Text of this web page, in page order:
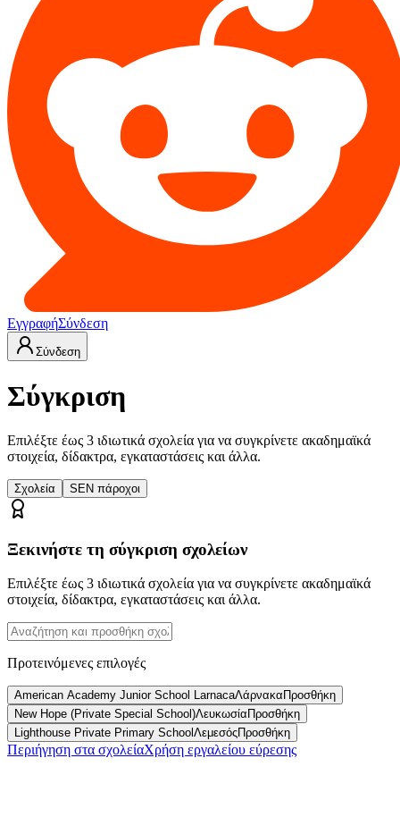
ΕγγραφήΣύνδεση
Σύνδεση
Σύγκριση
Επιλέξτε έως 3 ιδιωτικά σχολεία για να συγκρίνετε ακαδημαϊκά
στοιχεία, δίδακτρα, εγκαταστάσεις και άλλα.
Σχολεία SEN πάροχοι
Ξεκινήστε τη σύγκριση σχολείων
Επιλέξτε έως 3 ιδιωτικά σχολεία για να συγκρίνετε ακαδημαϊκά
στοιχεία, δίδακτρα, εγκαταστάσεις και άλλα.
Προτεινόμενες επιλογές
American Academy Junior School LarnacaΛάρνακα Προσθήκη
New Hope (Private Special School)Λευκωσία Προσθήκη
Lighthouse Private Primary School ΛεμεσόςΠροσθήκη
Περιήγηση στα σχολείαΧρήση εργαλείου εύρεσης